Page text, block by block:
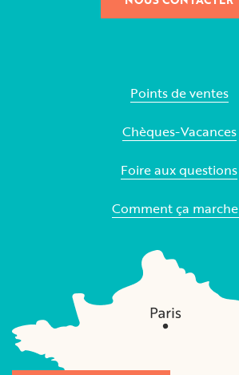
Points de ventes
Chèques-Vacances
Foire aux questions
Comment ça marche